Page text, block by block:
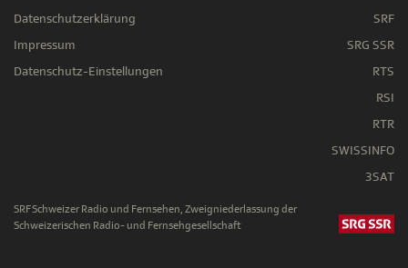
Datenschutzerklärung
Impressum
Datenschutz-Einstellungen
SRF
SRG SSR
RTS
RSI
RTR
SWISSINFO
3SAT
SRF Schweizer Radio und Fernsehen, Zweigniederlassung der
Schweizerischen Radio- und Fernsehgesellschaft